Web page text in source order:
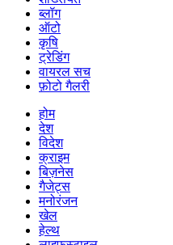
ब्लॉग
ऑटो
कृषि
ट्रेडिंग
वायरल सच
फ़ोटो गैलरी
होम
देश
विदेश
क्राइम
बिज़नेस
गैजेट्स
मनोरंजन
खेल
हेल्थ